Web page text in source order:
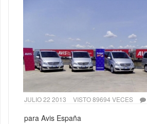
JULIO 22 2013 VISTO 89694 VECES
para Avis España